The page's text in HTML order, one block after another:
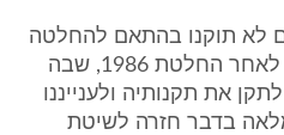
לא תוקנו בהתאם להחלטה
זו. ביום 26.9.90, כ-4 שנים לאחר החלטת 1986, שבה
את תקנותיה ולענייננו
בדבר חזרה לשיטת